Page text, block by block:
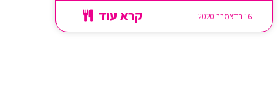
קרא עוד 16 בדצמבר 2020